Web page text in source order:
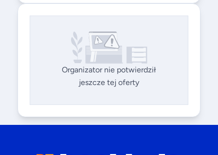
Organizator nie potwierdził
jeszcze tej oferty